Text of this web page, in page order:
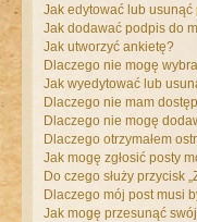
Jak edytować lub usunąć
Jak dodawać podpis do
Jak utworzyć ankietę?
Dlaczego nie mogę
Jak wyedytować lub
Dlaczego nie mam
Dlaczego nie mogę
Dlaczego otrzymałem
Jak mogę zgłosić posty
Do czego służy przycisk
Dlaczego mój post musi
Jak mogę przesunąć